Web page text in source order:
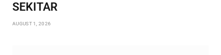
SEKITAR
AUGUST 1, 2026